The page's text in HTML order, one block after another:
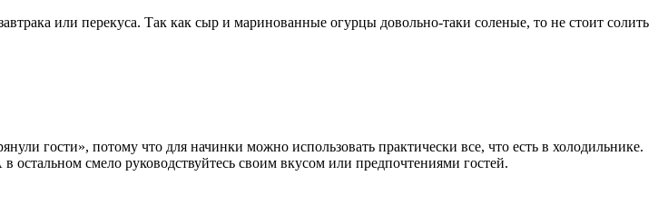
или перекуса. Так как сыр и маринованные огурцы довольно-таки соленые, то не стоит солить
гости», потому что для начинки можно использовать практически все, что есть в холодильнике.
смело руководствуйтесь своим вкусом или предпочтениями гостей.